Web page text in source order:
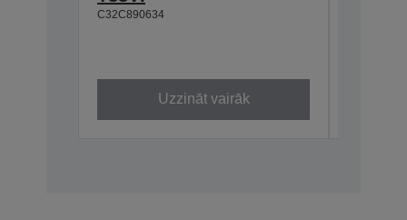
C32C890634
Uzzināt vairāk